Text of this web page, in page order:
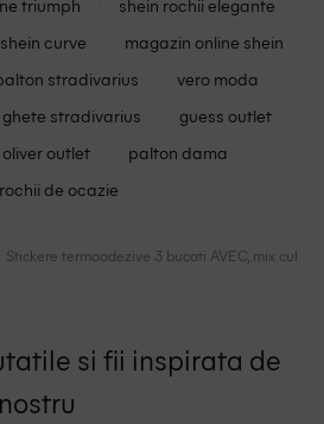
shein curve
magazin online shein
stradivarius
vero moda
ghete stradivarius
guess outlet
oliver outlet
palton dama
rochii de ocazie
Stickere termoadezive 3 bucati AVEC, mix culori
si fii inspirata de